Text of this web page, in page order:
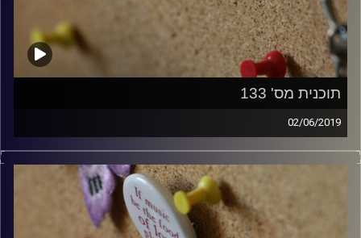
תוכנית מס' 133
02/06/2019
קלאסיקות רוק עם אורן הוף.
włodi